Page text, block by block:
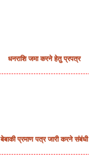
धनराशि जमा करने हेतु प्रपत्र
बेबाकी प्रमाण पत्र जारी करने संबंधी